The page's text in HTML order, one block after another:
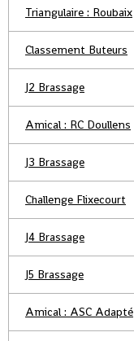
Triangulaire : Roubaix
Classement Buteurs
J2 Brassage
Amical : RC Doullens
J3 Brassage
Challenge Flixecourt
J4 Brassage
J5 Brassage
Amical : ASC Adapté